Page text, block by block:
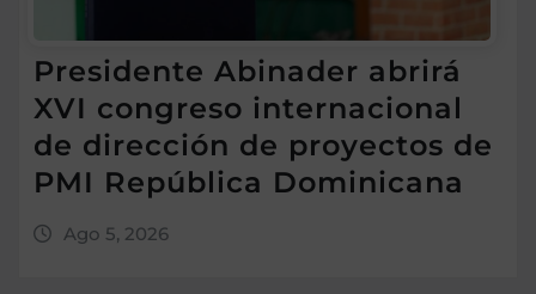
Presidente Abinader abrirá
XVI congreso internacional
de dirección de proyectos de
PMI República Dominicana
Ago 5, 2026